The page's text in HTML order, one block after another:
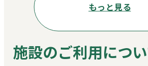
もっと見る
施設のご利用につ